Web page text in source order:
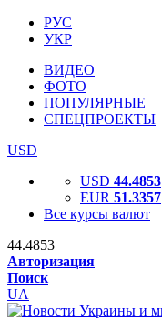
РУС
УКР
ВИДЕО
ФОТО
ПОПУЛЯРНЫЕ
СПЕЦПРОЕКТЫ
USD
USD 44.4853
EUR 51.3357
Все курсы валют
44.4853
Авторизация
Поиск
UA